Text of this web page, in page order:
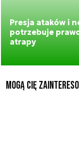
Presja ataków i
potrzebuje
atrapy
Mogą Cię